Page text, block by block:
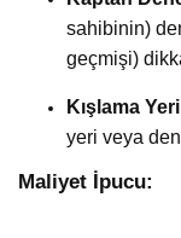
sahibinin)
geçmişi)
Kışlama
yeri veya
Maliyet İpucu: